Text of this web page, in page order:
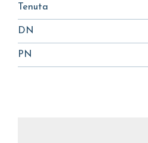
Tenuta
DN
PN